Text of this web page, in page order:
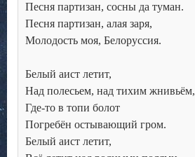
Песня партизан, сосны да туман.
Песня партизан, алая заря,
Молодость моя, Белоруссия.
Белый аист летит,
Над полесьем, над тихим жнивьём,
Где-то в топи болот
Погребён остывающий гром.
Белый аист летит,